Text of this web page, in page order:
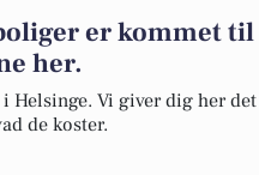
er kommet til
her.
Helsinge. Vi giver dig her
de koster.